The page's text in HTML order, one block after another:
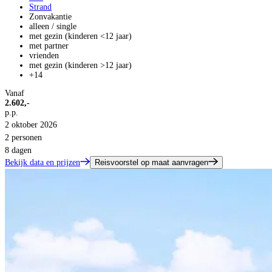
Strand
Zonvakantie
alleen / single
met gezin (kinderen <12 jaar)
met partner
vrienden
met gezin (kinderen >12 jaar)
+14
Vanaf
2.602,-
p.p.
2 oktober 2026
2 personen
8 dagen
Bekijk data en prijzen
Reisvoorstel op maat aanvragen